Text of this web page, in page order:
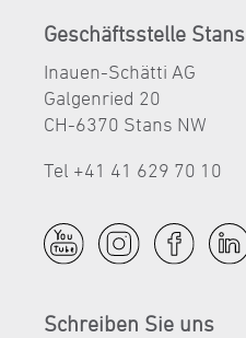
Geschäftsstelle Stans
Inauen-Schätti AG
Galgenried 20
CH-6370 Stans NW
Tel +41 41 629 70 10
Schreiben Sie uns